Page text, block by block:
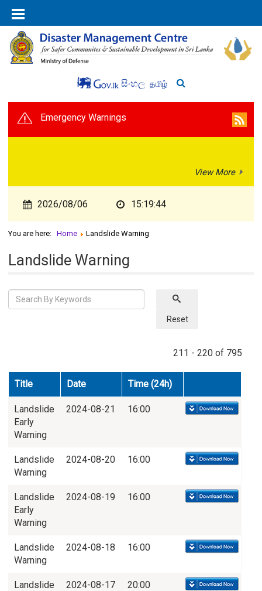
සිංහල தமிழ்
Emergency Warnings
View More
2026/08/06 15:19:44
You are here: Home Landslide Warning
Landslide Warning
Reset
211 - 220 of 795
Title Date Time (24h)
Landslide
Early
Warning
2024-08-21 16:00
Landslide
Warning
2024-08-20 16:00
Landslide
Early
Warning
2024-08-19 16:00
Landslide
Warning
2024-08-18 16:00
Landslide
2024-08-17 20:00